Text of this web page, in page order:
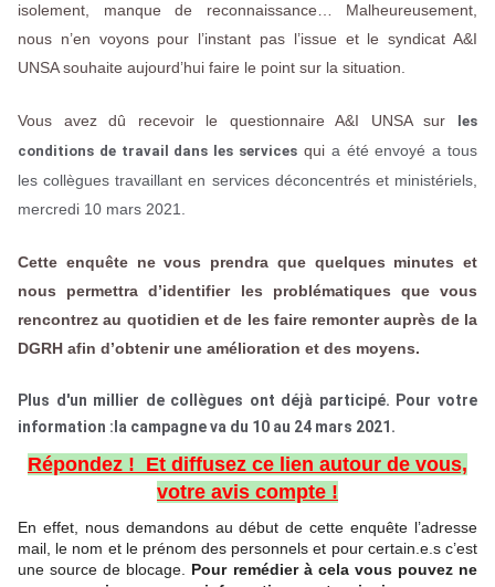
isolement, manque de reconnaissance… Malheureusement,
nous n’en voyons pour l’instant pas l’issue et le syndicat A&I
UNSA souhaite aujourd’hui faire le point sur la situation.
Vous avez dû recevoir le questionnaire A&I UNSA sur
les
conditions de travail dans les services qui a été envoyé a tous
les collègues travaillant en services déconcentrés et ministériels,
mercredi 10 mars 2021.
Cette enquête ne vous prendra que quelques minutes et
nous permettra d’identifier les problématiques que vous
rencontrez au quotidien et de les faire remonter auprès de la
DGRH afin d’obtenir une amélioration et des moyens.
Plus d'un millier de collègues ont déjà participé. Pour votre
information :la campagne va du 10 au 24 mars 2021.
Répondez ! Et diffusez ce lien autour de vous,
votre avis compte !
En effet, nous demandons au début de cette enquête l’adresse
mail, le nom et le prénom des personnels et pour certain.e.s c’est
une source de blocage. Pour remédier à cela vous pouvez ne